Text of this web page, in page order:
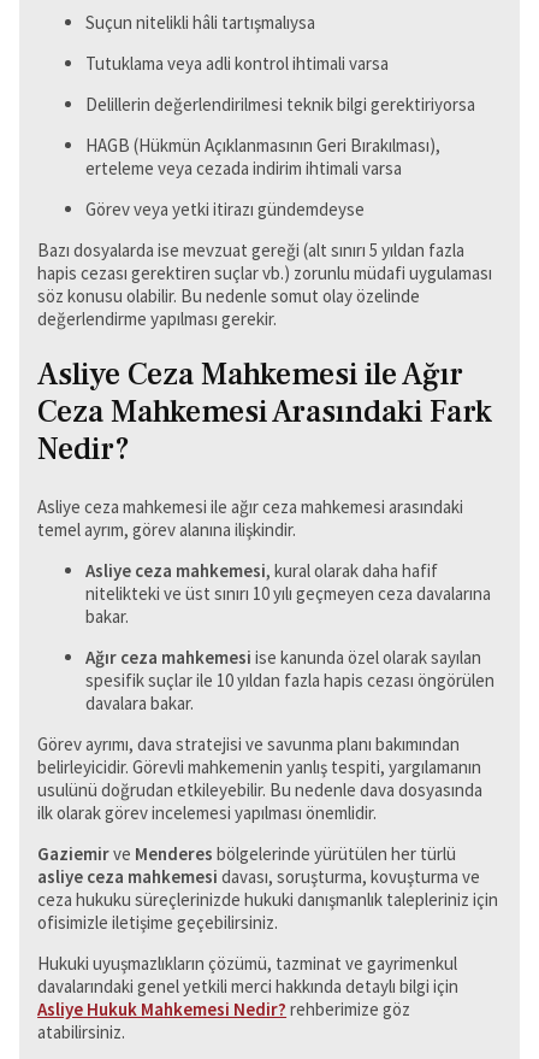
Suçun nitelikli hâli tartışmalıysa
Tutuklama veya adli kontrol ihtimali varsa
Delillerin değerlendirilmesi teknik bilgi gerektiriyorsa
HAGB (Hükmün Açıklanmasının Geri Bırakılması),
erteleme veya cezada indirim ihtimali varsa
Görev veya yetki itirazı gündemdeyse
Bazı dosyalarda ise mevzuat gereği (alt sınırı 5 yıldan fazla
hapis cezası gerektiren suçlar vb.) zorunlu müdafi uygulaması
söz konusu olabilir. Bu nedenle somut olay özelinde
değerlendirme yapılması gerekir.
Asliye Ceza Mahkemesi ile Ağır
Ceza Mahkemesi Arasındaki Fark
Nedir?
Asliye ceza mahkemesi ile ağır ceza mahkemesi arasındaki
temel ayrım, görev alanına ilişkindir.
Asliye ceza mahkemesi, kural olarak daha hafif
nitelikteki ve üst sınırı 10 yılı geçmeyen ceza davalarına
bakar.
Ağır ceza mahkemesi ise kanunda özel olarak sayılan
spesifik suçlar ile 10 yıldan fazla hapis cezası öngörülen
davalara bakar.
Görev ayrımı, dava stratejisi ve savunma planı bakımından
belirleyicidir. Görevli mahkemenin yanlış tespiti, yargılamanın
usulünü doğrudan etkileyebilir. Bu nedenle dava dosyasında
ilk olarak görev incelemesi yapılması önemlidir.
Gaziemirve Menderes bölgelerinde yürütülen her türlü
asliye ceza mahkemesi davası, soruşturma, kovuşturma ve
ceza hukuku süreçlerinizde hukuki danışmanlık talepleriniz için
ofisimizle iletişime geçebilirsiniz.
Hukuki uyuşmazlıkların çözümü, tazminat ve gayrimenkul
davalarındaki genel yetkili merci hakkında detaylı bilgi için
Asliye Hukuk Mahkemesi Nedir? rehberimize göz
atabilirsiniz.